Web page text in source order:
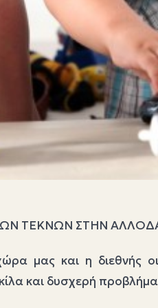
ΤΕΚΝΩΝ ΣΤΗΝ
μας και η διεθνής
και δυσχερή